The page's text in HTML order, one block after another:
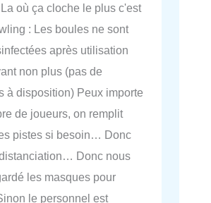
où ça cloche le plus c'est
: Les boules ne sont
après utilisation
non plus (pas de
à disposition) Peux importe
de joueurs, on remplit
pistes si besoin… Donc
Donc nous
les masques pour
le personnel est